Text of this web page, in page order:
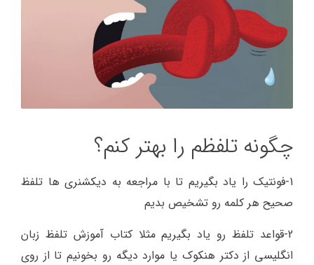
چگونه تلفظم را بهتر کنم؟
1-فونتیک را یاد بگیریم تا با مراجعه به دیکشنری ها تلفظ
صحیح هر کلمه رو تشخیص بدیم
2-قواعد تلفظ رو یاد بگیریم مثلا کتاب آموزش تلفظ زبان
انگلیسی از دکتر هنکوک یا موارد دیگه رو بخونیم تا از روی